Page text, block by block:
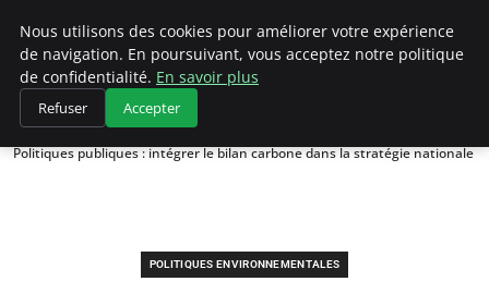
Climategatecountryclub.com
Accueil
Politiques environnementales
Politiques publiques : intégrer le bilan carbone dans la stratégie nationale
POLITIQUES ENVIRONNEMENTALES
Nous utilisons des cookies pour améliorer votre expérience
de navigation. En poursuivant, vous acceptez notre politique
de confidentialité. En savoir plus
Refuser Accepter